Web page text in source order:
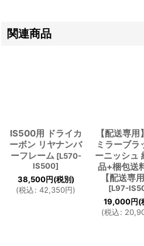
関連商品
IS500用 ドライカ
ーボン リヤナンバ
ーフレーム [L570-
IS500]
38,500円(税別)
(税込: 42,350円)
【配送専
ミラーブラ
ーニッシュ
品+梱包送
【配送専
[L97-
19,000円(
(税込: